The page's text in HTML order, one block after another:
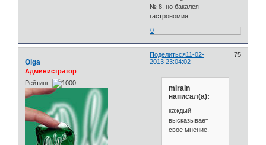
№ 8, но бакалея-
гастрономия.
0
Поделиться 75
11-02-
2013 23:04:02
Olga
Администратор
Рейтинг:
mirain
написал(а):
каждый
высказывает
свое мнение.